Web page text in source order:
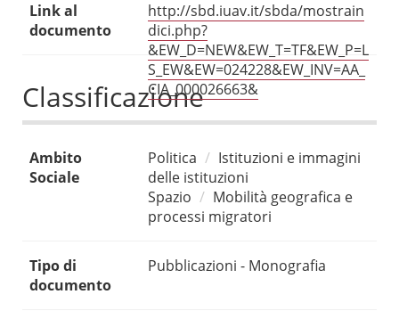
Link al
documento
http://sbd.iuav.it/sbda/mostrain
dici.php?
&EW_D=NEW&EW_T=TF&EW_P=L
S_EW&EW=024228&EW_INV=AA_
CIA_000026663&
Classificazione
Ambito
Sociale
Politica
Istituzioni e immagini
delle istituzioni
Spazio
Mobilità geografica e
processi migratori
Tipo di
documento
Pubblicazioni - Monografia